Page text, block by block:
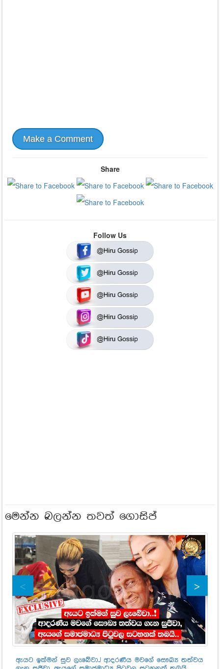
Make a Comment
Share
Follow Us
මෙන්න බලන්න තවත් ගොසිප්
ඇයට ඉක්මන් සුව ලැබේවා..! ආදරණීය මවගේ සෞඛ්‍ය තත්වය